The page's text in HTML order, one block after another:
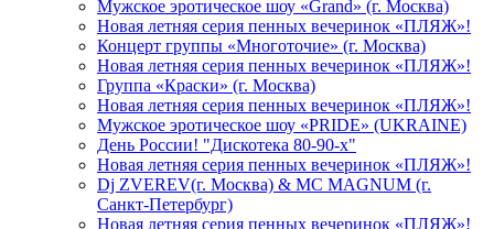
Мужское эротическое шоу «Grand» (г. Москва)
Новая летняя серия пенных вечеринок «ПЛЯЖ»!
Концерт группы «Многоточие» (г. Москва)
Новая летняя серия пенных вечеринок «ПЛЯЖ»!
Группа «Краски» (г. Москва)
Новая летняя серия пенных вечеринок «ПЛЯЖ»!
Мужское эротическое шоу «PRIDE» (UKRAINE)
День России! "Дискотека 80-90-х"
Новая летняя серия пенных вечеринок «ПЛЯЖ»!
Dj ZVEREV(г. Москва) & MC MAGNUM (г.
Санкт-Петербург)
Новая летняя серия пенных вечеринок «ПЛЯЖ»!